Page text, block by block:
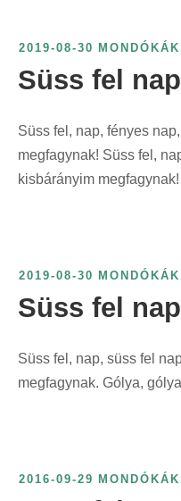
2019-08-30 MONDÓKÁK
Süss fel nap
Süss fel, nap, fényes
megfagynak! Süss fel,
kisbárányim
2019-08-30 MONDÓKÁK
Süss fel nap
Süss fel, nap, süss fel
megfagynak. Gólya,
2016-09-29 MONDÓKÁK